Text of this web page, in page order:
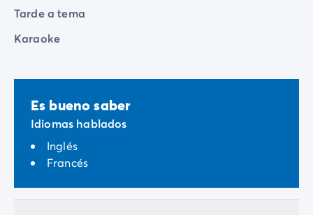
Tarde a tema
Karaoke
Es bueno saber
Idiomas hablados
Inglés
Francés